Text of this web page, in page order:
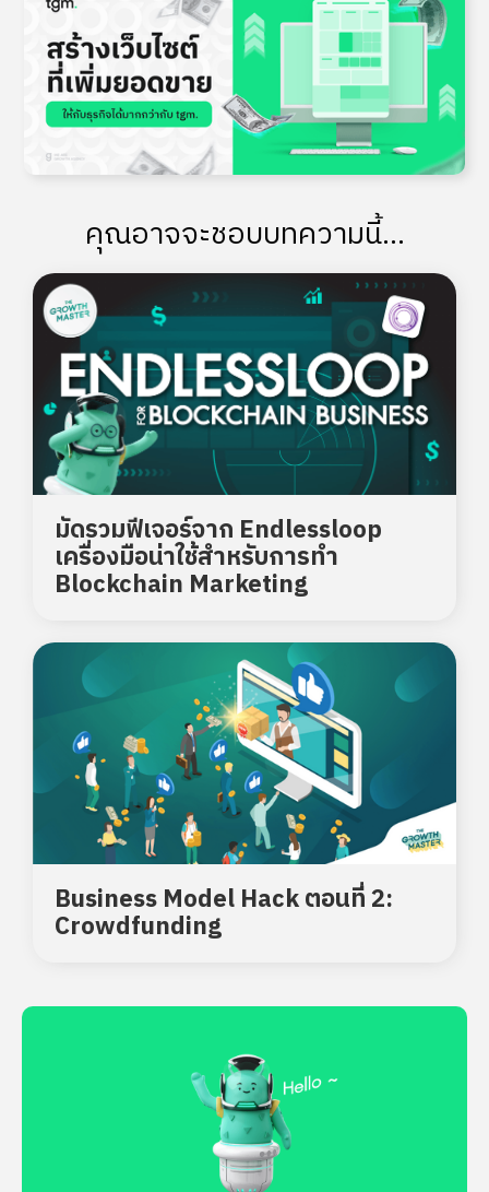
คุณอาจจะชอบบทความนี้...
มัดรวมฟีเจอร์จาก Endlessloop
เครื่องมือน่าใช้สำหรับการทำ
Blockchain Marketing
Business Model Hack ตอนที่ 2:
Crowdfunding